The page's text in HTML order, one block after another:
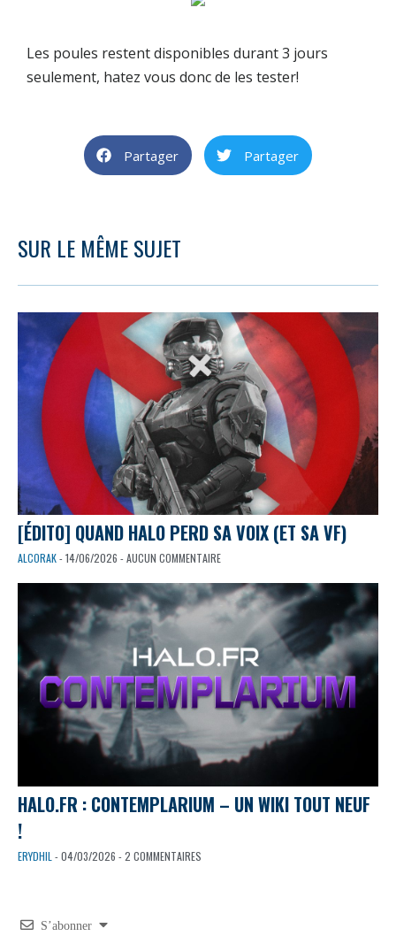
Les poules restent disponibles durant 3 jours
seulement, hatez vous donc de les tester!
Partager Partager
SUR LE MÊME SUJET
[ÉDITO] QUAND HALO PERD SA VOIX (ET SA VF)
ALCORAK- 14/06/2026 - AUCUN COMMENTAIRE
HALO.FR : CONTEMPLARIUM – UN WIKI TOUT NEUF
!
ERYDHIL - 04/03/2026 - 2 COMMENTAIRES
S’abonner